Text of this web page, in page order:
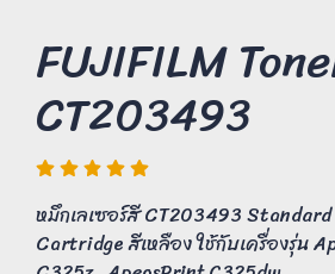
FUJIFILM
CT203493
หมึกเลเซอร์สี CT203493
Cartridge สีเหลือง ใช้กับเครื่องรุ่น